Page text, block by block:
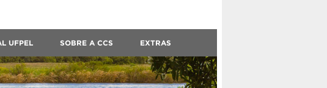
UFPEL SOBRE A CCS EXTRAS